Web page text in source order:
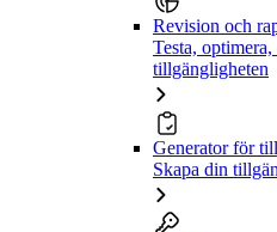
Revision och
Testa,
tillgängligheten
Generator för
Skapa din